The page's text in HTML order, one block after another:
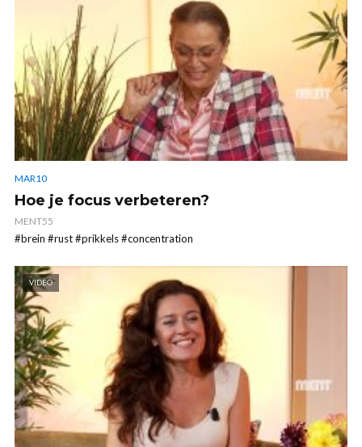
MAR10
Hoe je focus verbeteren?
MENT55
#brein #rust #prikkels #concentration
VIDEO